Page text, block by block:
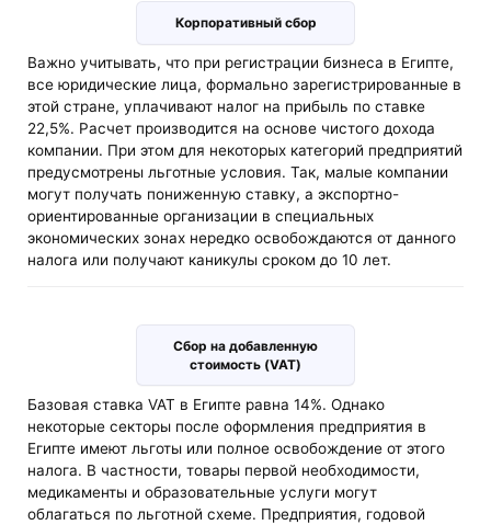
Корпоративный сбор
Важно учитывать, что при регистрации бизнеса в Египте,
все юридические лица, формально зарегистрированные в
этой стране, уплачивают налог на прибыль по ставке
22,5%. Расчет производится на основе чистого дохода
компании. При этом для некоторых категорий предприятий
предусмотрены льготные условия. Так, малые компании
могут получать пониженную ставку, а экспортно-
ориентированные организации в специальных
экономических зонах нередко освобождаются от данного
налога или получают каникулы сроком до 10 лет.
Сбор на добавленную
стоимость (VAT)
Базовая ставка VAT в Египте равна 14%. Однако
некоторые секторы после оформления предприятия в
Египте имеют льготы или полное освобождение от этого
налога. В частности, товары первой необходимости,
медикаменты и образовательные услуги могут
облагаться по льготной схеме. Предприятия, годовой